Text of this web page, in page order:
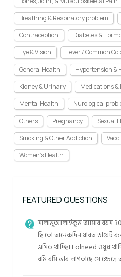
Breathing & Respiratory problem
Contraception
Diabetes &
Eye & Vision
Fever / Common
General Health
Hypertension &
Kidney & Urinary
Medications
Mental Health
Nurological
Others
Pregnancy Sexual
Smoking & Other Addiction
Women's Health
FEATURED QUESTIONS
সালামুআলাইকুম আমার বয়স 30
ছি তো অনেকদিন যাবত ডায়েট
এসিড খাচ্ছি। Folneed ওষুধ
বমি বমি ভাব লাগতাছে সে